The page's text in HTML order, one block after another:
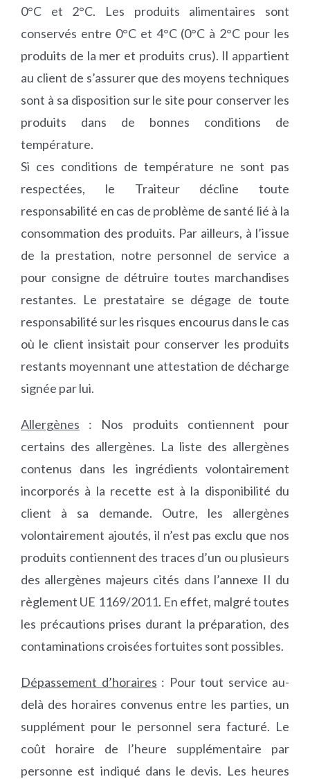
0°C et 2°C. Les produits alimentaires sont
conservés entre 0°C et 4°C (0°C à 2°C pour les
produits de la mer et produits crus). Il appartient
au client de s’assurer que des moyens techniques
sont à sa disposition sur le site pour conserver les
produits dans de bonnes conditions de
température.
Si ces conditions de température ne sont pas
respectées, le Traiteur décline toute
responsabilité en cas de problème de santé lié à la
consommation des produits. Par ailleurs, à l’issue
de la prestation, notre personnel de service a
pour consigne de détruire toutes marchandises
restantes. Le prestataire se dégage de toute
responsabilité sur les risques encourus dans le cas
où le client insistait pour conserver les produits
restants moyennant une attestation de décharge
signée par lui.
Allergènes : Nos produits contiennent pour
certains des allergènes. La liste des allergènes
contenus dans les ingrédients volontairement
incorporés à la recette est à la disponibilité du
client à sa demande. Outre, les allergènes
volontairement ajoutés, il n’est pas exclu que nos
produits contiennent des traces d’un ou plusieurs
des allergènes majeurs cités dans l’annexe II du
règlement UE 1169/2011. En effet, malgré toutes
les précautions prises durant la préparation, des
contaminations croisées fortuites sont possibles.
Dépassement d’horaires : Pour tout service au-
delà des horaires convenus entre les parties, un
supplément pour le personnel sera facturé. Le
coût horaire de l’heure supplémentaire par
personne est indiqué dans le devis. Les heures